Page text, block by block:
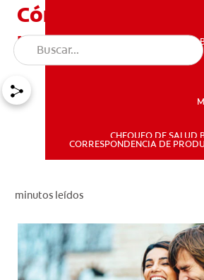
SALUD
CHEQUEO DE SALUD
CORRESPONDENCIA DE
Cómo ayudar a
mal aliento por
minutos leídos